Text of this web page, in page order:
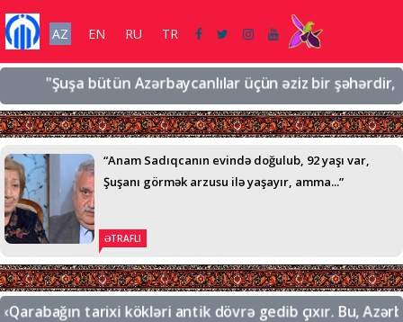
AZ EN RU TR
"Şuşa bütün Azərbaycanlılar üçün əziz bir şəhərdir,
“Anam Sadıqcanın evində doğulub, 92 yaşı var,
Şuşanı görmək arzusu ilə yaşayır, amma...”
ƏTRAFLI
tarixi kökləri antik dövrə gedib çıxır. Bu,